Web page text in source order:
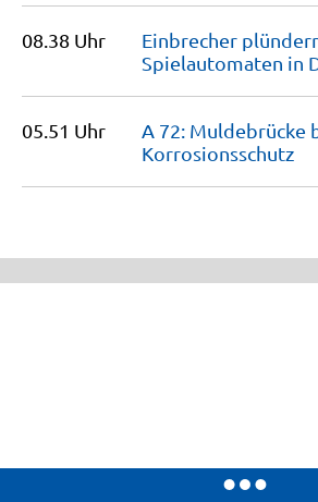
08.38 Uhr
Einbrecher
Spielautomaten in
05.51 Uhr
A 72: Muldebrücke
Korrosionsschutz